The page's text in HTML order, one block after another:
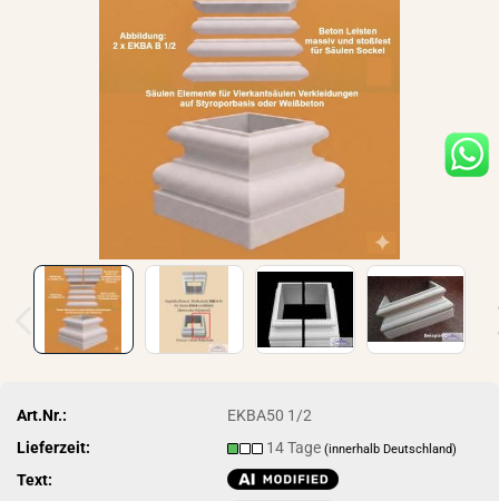
Art.Nr.:
EKBA50 1/2
Lieferzeit:
14 Tage(innerhalb Deutschland)
Text: